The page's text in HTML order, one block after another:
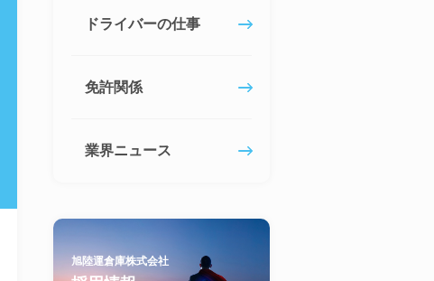
ドライバーの仕事
免許関係
業界ニュース
旭陸運倉庫株式会社